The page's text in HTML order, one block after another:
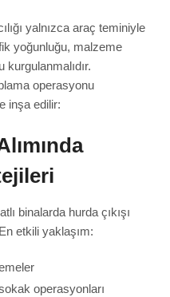
yalnızca araç teminiyle
yoğunluğu, malzeme
kurgulanmalıdır.
operasyonu
inşa edilir:
binalarda hurda çıkışı
etkili yaklaşım:
operasyonları